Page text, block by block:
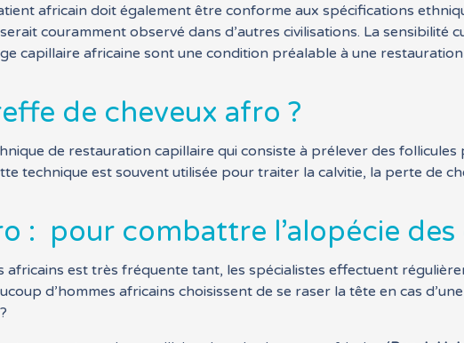
africain doit également être conforme aux spécifications
couramment observé dans d’autres civilisations. La sensibilité
capillaire africaine sont une condition préalable à une
de cheveux afro ?
de restauration capillaire qui consiste à prélever des
technique est souvent utilisée pour traiter la calvitie, la perte de
: pour combattre l’alopécie
africains est très fréquente tant, les spécialistes effectuent
d’hommes africains choisissent de se raser la tête en cas
?